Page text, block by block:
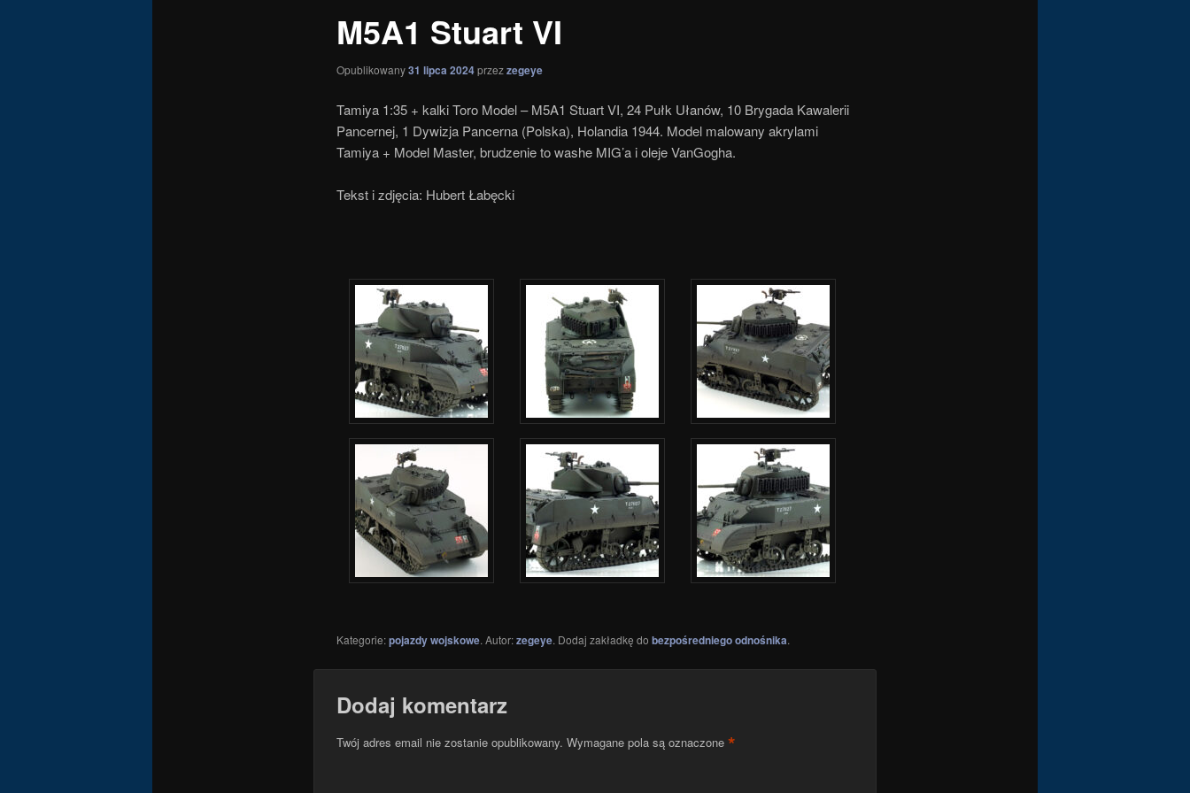
M5A1 Stuart VI
Opublikowany31 lipca 2024przezzegeye
Tamiya 1:35 + kalki Toro Model – M5A1 Stuart VI, 24 Pułk Ułanów, 10 Brygada Kawalerii
Pancernej, 1 Dywizja Pancerna (Polska), Holandia 1944. Model malowany akrylami
Tamiya + Model Master, brudzenie to washe MIG’a i oleje VanGogha.
Tekst i zdjęcia: Hubert Łabęcki
Kategorie:pojazdy wojskowe. Autor:zegeye. Dodaj zakładkę do bezpośredniego odnośnika.
Dodaj komentarz
Twój adres email nie zostanie opublikowany. Wymagane pola są oznaczone *